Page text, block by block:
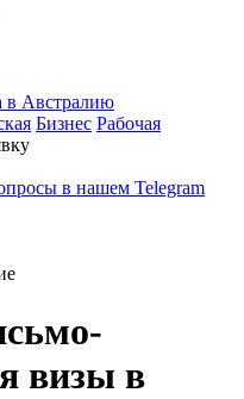
в Австралию
Бизнес Рабочая
в нашем Telegram
визы в